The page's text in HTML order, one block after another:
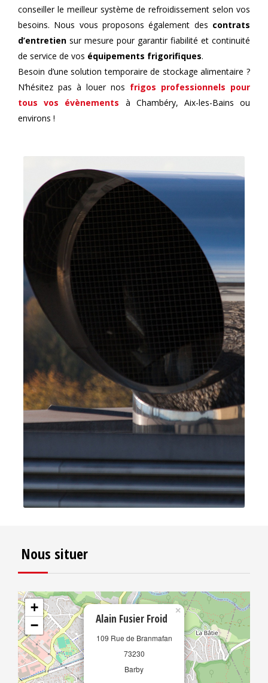
conseiller le meilleur système de refroidissement selon vos
besoins. Nous vous proposons également des contrats
d’entretien sur mesure pour garantir fiabilité et continuité
de service de vos équipements frigorifiques.
Besoin d’une solution temporaire de stockage alimentaire ?
N’hésitez pas à louer nos frigos professionnels pour
tous vos évènements à Chambéry, Aix-les-Bains ou
environs !
Nous situer
Alain Fusier Froid
109 Rue de Branmafan
73230
Barby
×
+
−